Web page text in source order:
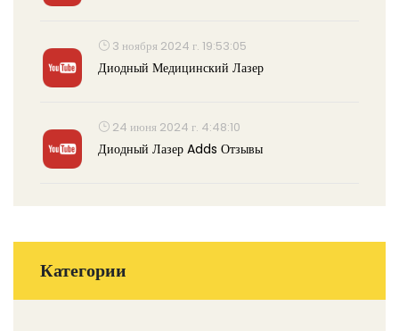
3 ноября 2024 г. 19:53:05
Диодный Медицинский Лазер
24 июня 2024 г. 4:48:10
Диодный Лазер Adds Отзывы
Категории